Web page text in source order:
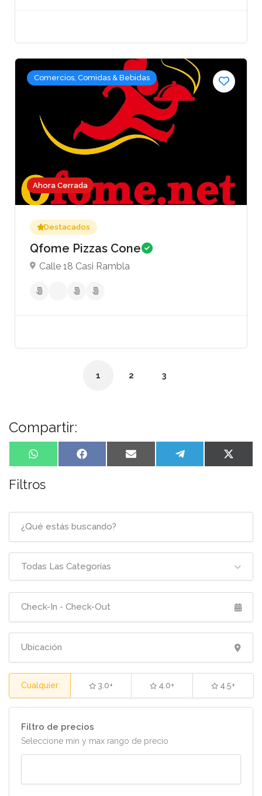
Ahora Cerrada
Comercios, Comidas & Bebidas
Destacados
Qfome Pizzas Cone
Calle 18 Casi Rambla
1 2 3
Compartir:
WhatsApp Facebook Email Telegram X
Filtros
Todas Las Categorías
Cualquier 3.0+ 4.0+ 4.5+
Filtro de precios
Seleccione min y max rango de precio